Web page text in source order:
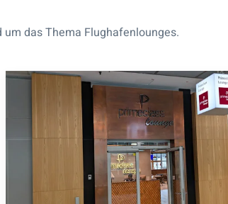
das Thema Flughafenlounges.